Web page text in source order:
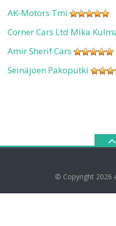
AK-Motors Tmi
Corner Cars Ltd Mika
Amir Sherif Cars
Seinäjoen Pakoputki
© Copyright 2026